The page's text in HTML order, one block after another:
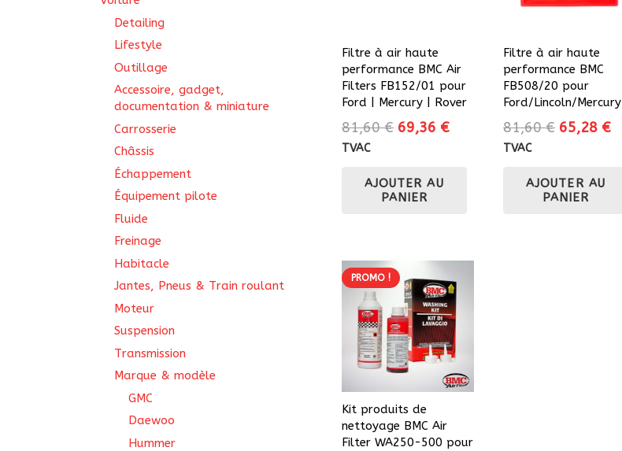
Filtre à air haute
performance BMC Air
Filters FB152/01 pour
Ford | Mercury | Rover
81,60€ Le
était :
81,60 €.
69,36 €Le
TVAC
AJOUTER AU
PANIER
Filtre à air haute
performance BMC
FB508/20 pour
Ford/Lincoln/Mercury
81,60€ Le
était :
81,60 €.
65,28 €Le
TVAC
AJOUTER AU
PANIER
PROMO !
Kit produits de
nettoyage BMC Air
Filter WA250-500 pour
Detailing
Lifestyle
Outillage
Accessoire, gadget,
documentation & miniature
Carrosserie
Châssis
Échappement
Équipement pilote
Fluide
Freinage
Habitacle
Jantes, Pneus & Train roulant
Moteur
Suspension
Transmission
Marque & modèle
GMC
Daewoo
Hummer